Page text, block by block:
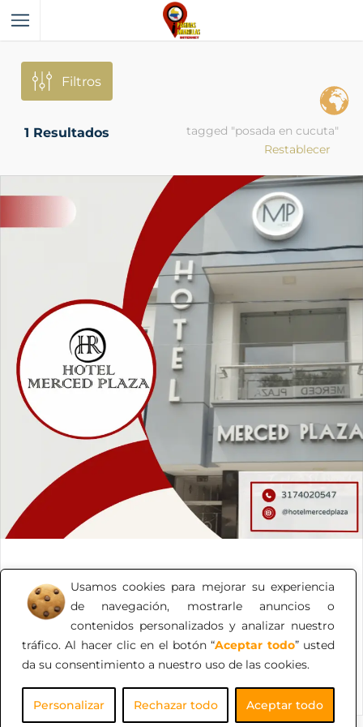
Usamos cookies para mejorar su experiencia
de navegación, mostrarle anuncios o
contenidos personalizados y analizar nuestro
tráfico. Al hacer clic en el botón “Aceptar todo” usted
da su consentimiento a nuestro uso de las cookies.
Personalizar Rechazar todo Aceptar todo
Filtros
1 Resultados
tagged "posada en cucuta"
Restablecer
Hotel Merced Plaza
Un Hotel en Cúcuta de calidad y calidez humana. Con
precios óptimos. Pague en línea sin cargos de gestión
adicional.